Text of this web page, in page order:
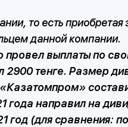
то есть
данной компании.
выплаты по
2900 тенге. Размер
направил на
год (для сравнения: